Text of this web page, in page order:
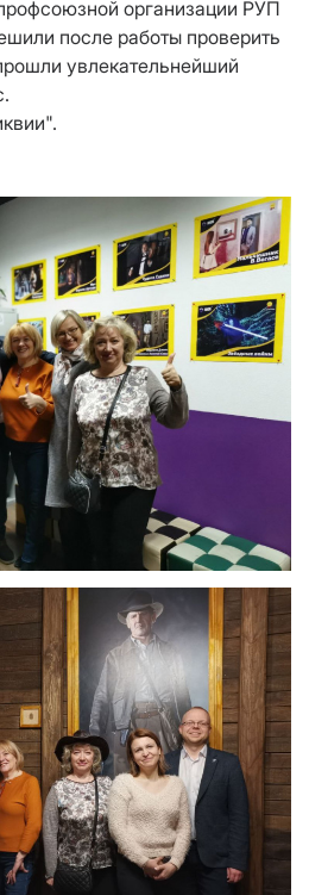
организации РУП
после работы проверить
увлекательнейший